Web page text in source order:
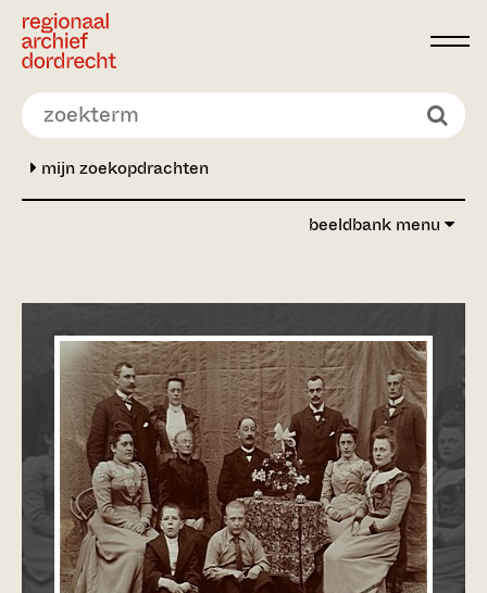
Ga direct naar de inhoud
mijn zoekopdrachten
beeldbank menu